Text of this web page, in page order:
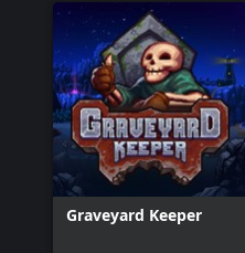
Graveyard Keeper